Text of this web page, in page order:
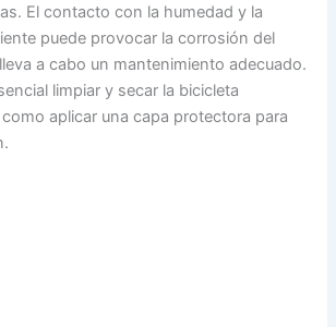
El contacto con la humedad y la
puede provocar la corrosión del
a cabo un mantenimiento adecuado.
limpiar y secar la bicicleta
aplicar una capa protectora para